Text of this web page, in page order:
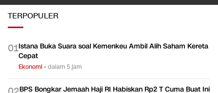
TERPOPULER
01Istana Buka Suara soal Kemenkeu Ambil Alih Saham Kereta
Cepat
Ekonomi •dalam 5 jam
BPS Bongkar Jemaah Haji RI Habiskan Rp2 T Cuma Buat Ini